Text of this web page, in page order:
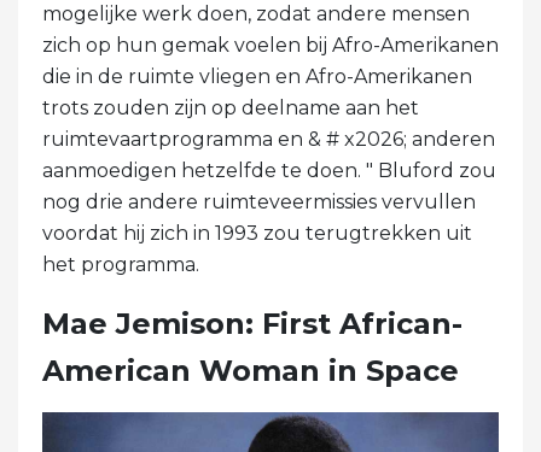
mogelijke werk doen, zodat andere mensen
zich op hun gemak voelen bij Afro-Amerikanen
die in de ruimte vliegen en Afro-Amerikanen
trots zouden zijn op deelname aan het
ruimtevaartprogramma en & # x2026; anderen
aanmoedigen hetzelfde te doen. " Bluford zou
nog drie andere ruimteveermissies vervullen
voordat hij zich in 1993 zou terugtrekken uit
het programma.
Mae Jemison: First African-
American Woman in Space